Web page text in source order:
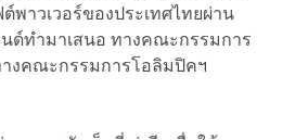
าวเวอร์ของประเทศไทยผ่าน
ด์ทำมาเสนอ ทางคณะกรรมการ
างคณะกรรมการโอลิมปิคฯ